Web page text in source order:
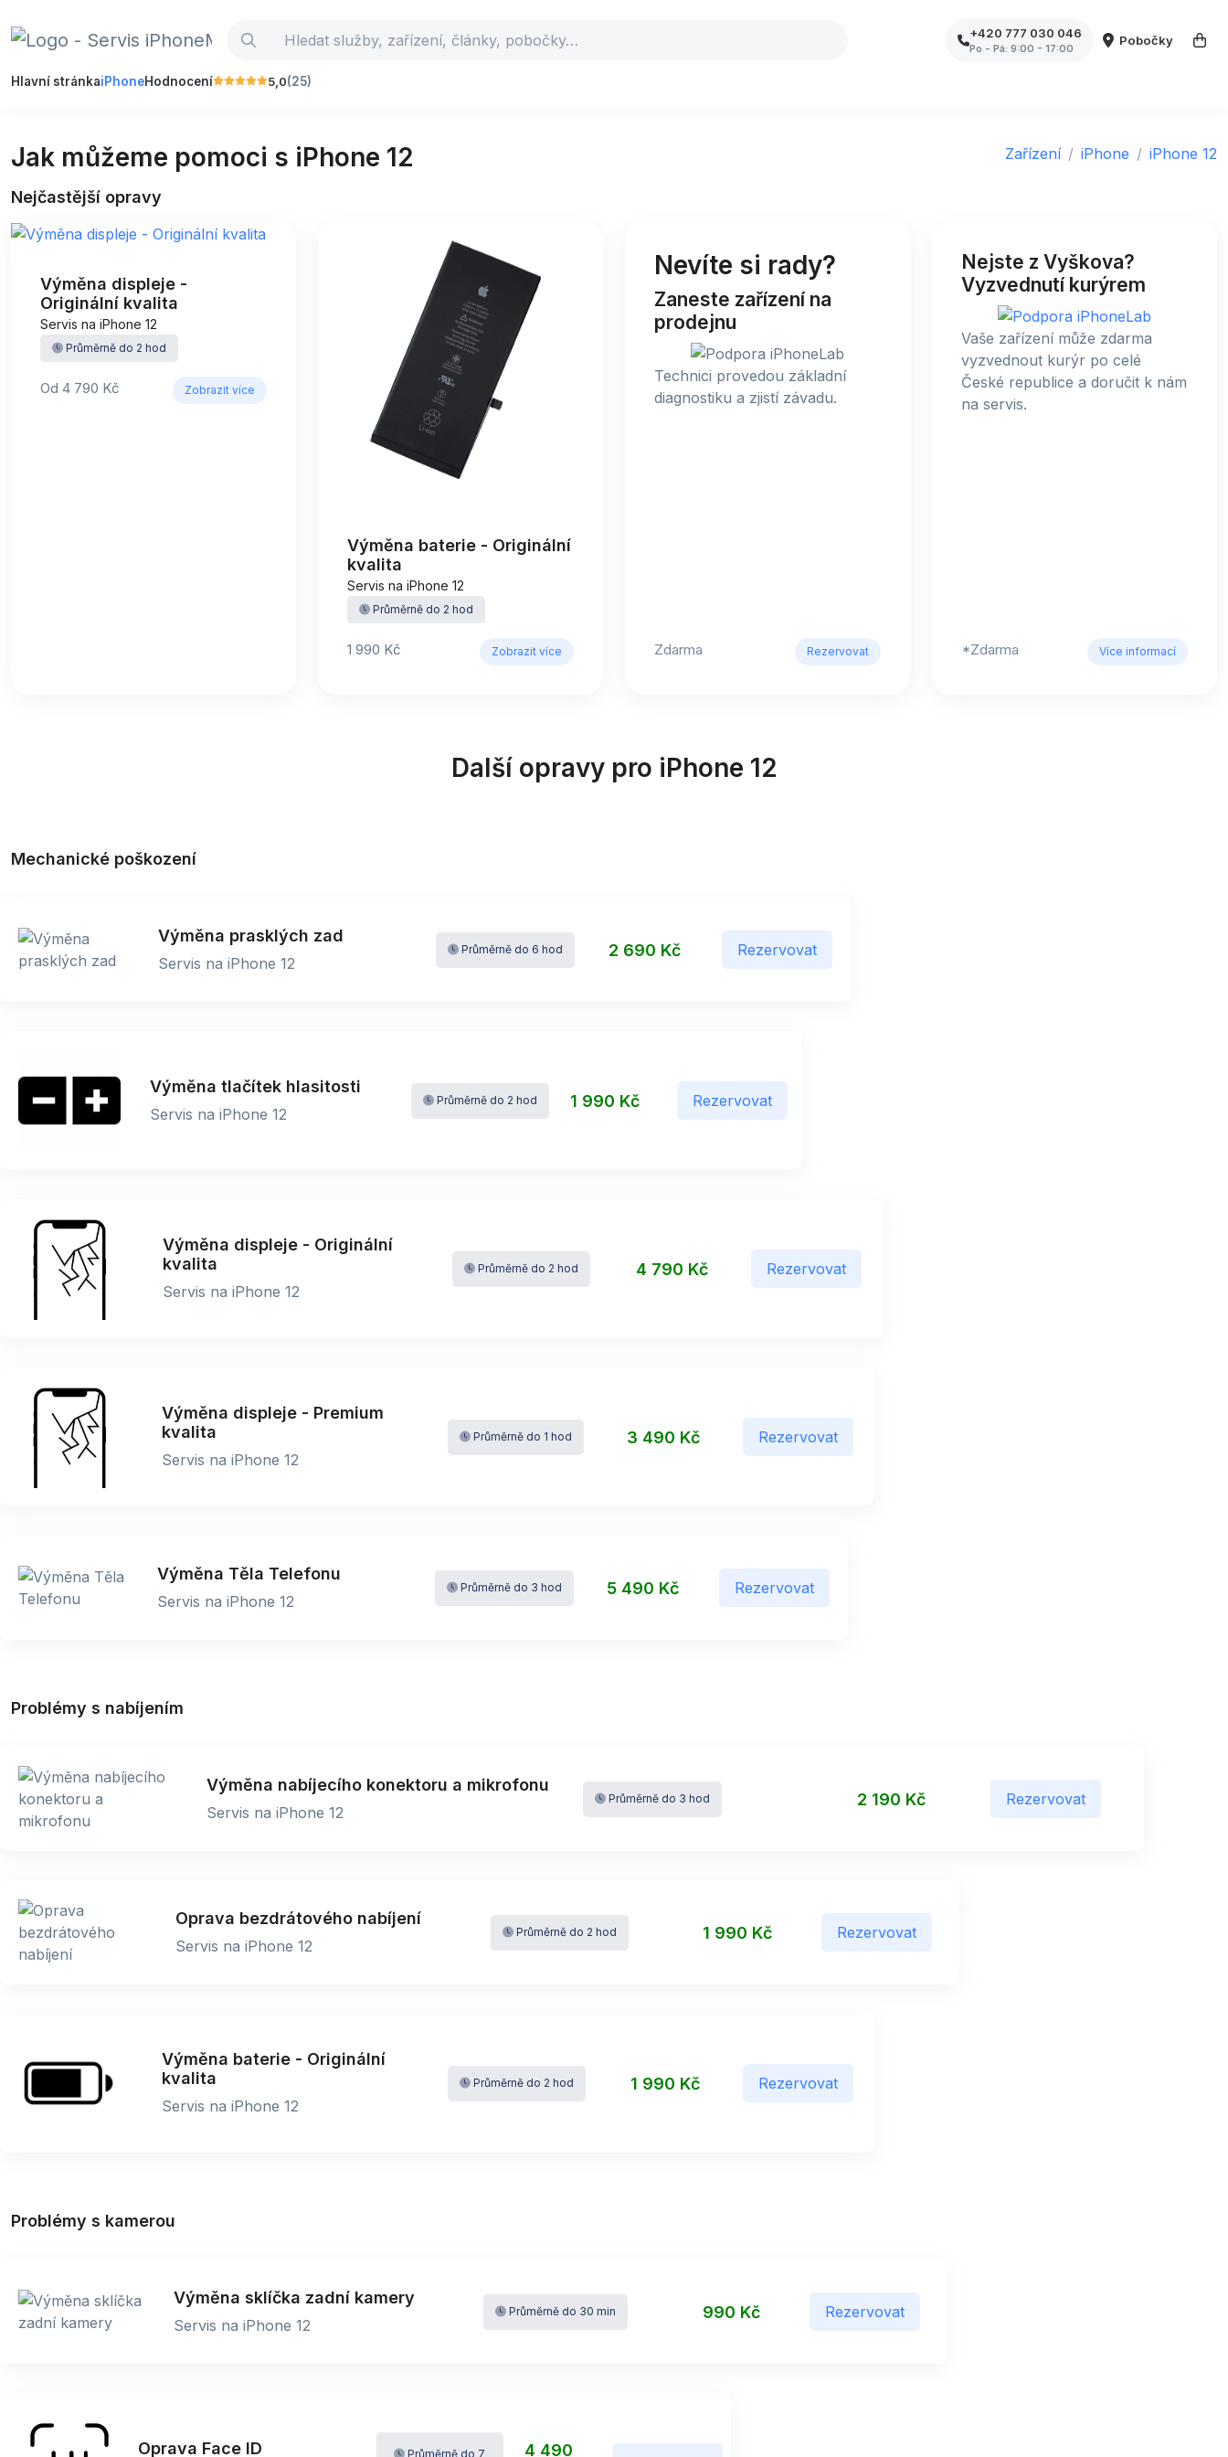
+420 777 030 046
Po - Pá: 9:00 - 17:00
Pobočky
Hlavní stránkaiPhoneHodnocení 5,0(25)
Jak můžeme pomoci s iPhone 12 Zařízení iPhone iPhone 12
Nejčastější opravy
Výměna displeje -
Originální kvalita
Servis na iPhone 12
Průměrně do 2 hod
Od 4 790 Kč Zobrazit více
Výměna baterie - Originální
kvalita
Servis na iPhone 12
Průměrně do 2 hod
1 990 Kč Zobrazit více
Nevíte si rady?
Zaneste zařízení na
prodejnu
Technici provedou základní
diagnostiku a zjistí závadu.
Zdarma Rezervovat
Nejste z Vyškova?
Vyzvednutí kurýrem
Vaše zařízení může zdarma
vyzvednout kurýr po celé
České republice a doručit k nám
na servis.
*Zdarma Více informací
Další opravy pro iPhone 12
Mechanické poškození
Výměna prasklých zad
Servis na iPhone 12
Průměrně do 6 hod 2 690 Kč Rezervovat
Výměna tlačítek hlasitosti
Servis na iPhone 12
Průměrně do 2 hod 1 990 Kč Rezervovat
Výměna displeje - Originální
kvalita
Servis na iPhone 12
Průměrně do 2 hod 4 790 Kč Rezervovat
Výměna displeje - Premium
kvalita
Servis na iPhone 12
Průměrně do 1 hod 3 490 Kč Rezervovat
Výměna Těla Telefonu
Servis na iPhone 12
Průměrně do 3 hod 5 490 Kč Rezervovat
Problémy s nabíjením
Výměna nabíjecího konektoru a mikrofonu
Servis na iPhone 12
Průměrně do 3 hod 2 190 Kč Rezervovat
Oprava bezdrátového nabíjení
Servis na iPhone 12
Průměrně do 2 hod 1 990 Kč Rezervovat
Výměna baterie - Originální
kvalita
Servis na iPhone 12
Průměrně do 2 hod 1 990 Kč Rezervovat
Problémy s kamerou
Výměna sklíčka zadní kamery
Servis na iPhone 12
Průměrně do 30 min 990 Kč Rezervovat
Oprava Face ID Průměrně do 7 4 490